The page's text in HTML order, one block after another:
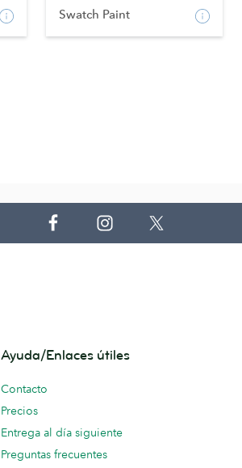
Swatch Paint
Ayuda/Enlaces útiles
Contacto
Precios
Entrega al día siguiente
Preguntas frecuentes